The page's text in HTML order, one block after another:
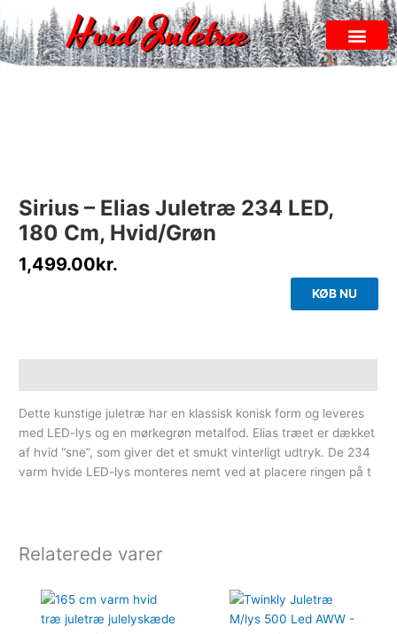
til
indholdet
Hvid Juletræ
Sirius – Elias Juletræ 234 LED,
180 Cm, Hvid/Grøn
1,499.00kr.
KØB NU
Dette kunstige juletræ har en klassisk konisk form og leveres
med LED-lys og en mørkegrøn metalfod. Elias træet er dækket
af hvid “sne”, som giver det et smukt vinterligt udtryk. De 234
varm hvide LED-lys monteres nemt ved at placere ringen på t
Relaterede varer